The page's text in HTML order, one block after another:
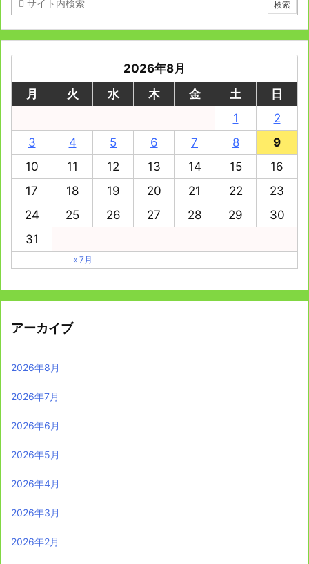
2026年8月
月
火 水 木 金 土
日
1
2
3
4 5 6 7 8
9
10
11 12 13 14 15
16
17
18 19 20 21 22
23
24
25 26 27 28 29
30
31
« 7月
アーカイブ
2026年8月
2026年7月
2026年6月
2026年5月
2026年4月
2026年3月
2026年2月